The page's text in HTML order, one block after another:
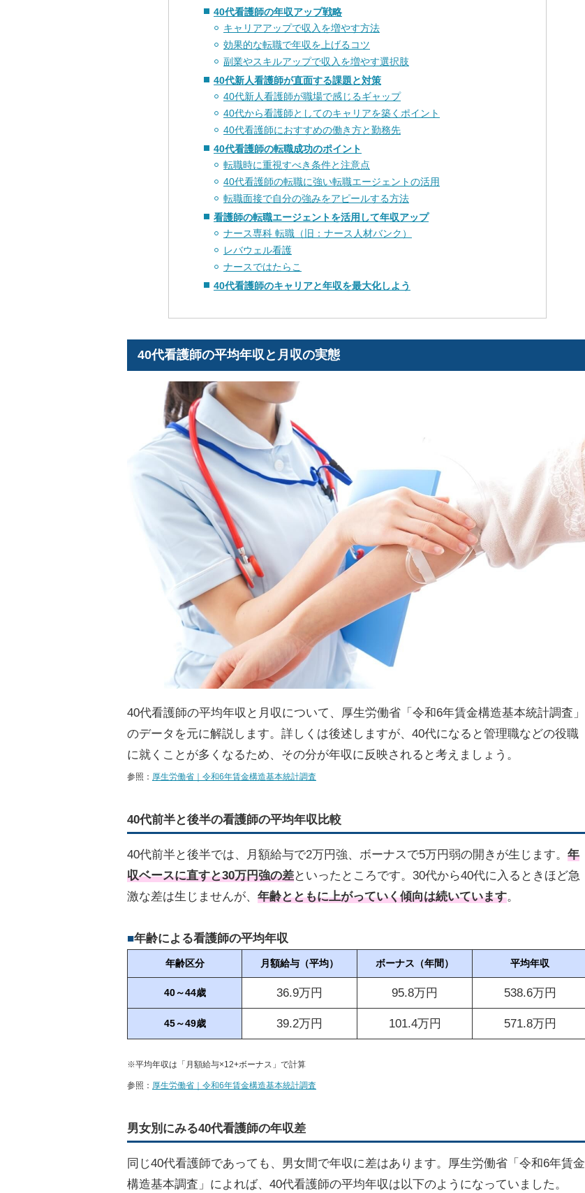
40代看護師の年収アップ戦略
キャリアアップで収入を増やす方法
効果的な転職で年収を上げるコツ
副業やスキルアップで収入を増やす選択肢
40代新人看護師が直面する課題と対策
40代新人看護師が職場で感じるギャップ
40代から看護師としてのキャリアを築くポイント
40代看護師におすすめの働き方と勤務先
40代看護師の転職成功のポイント
転職時に重視すべき条件と注意点
40代看護師の転職に強い転職エージェントの活用
転職面接で自分の強みをアピールする方法
看護師の転職エージェントを活用して年収アップ
ナース専科 転職（旧：ナース人材バンク）
レバウェル看護
ナースではたらこ
40代看護師のキャリアと年収を最大化しよう
40代看護師の平均年収と月収の実態
40代看護師の平均年収と月収について、厚生労働省「令和6年賃金構造基本統計調査」
のデータを元に解説します。詳しくは後述しますが、40代になると管理職などの役職
に就くことが多くなるため、その分が年収に反映されると考えましょう。
参照： 厚生労働省｜令和6年賃金構造基本統計調査
40代前半と後半の看護師の平均年収比較
40代前半と後半では、月額給与で2万円強、ボーナスで5万円弱の開きが生じます。 年
収ベースに直すと30万円強の差といったところです。30代から40代に入るときほど急
激な差は生じませんが、 年齢とともに上がっていく傾向は続いています。
年齢による看護師の平均年収
年齢区分 月額給与（平均） ボーナス（年間） 平均年収
40～44歳 36.9万円 95.8万円 538.6万円
45～49歳 39.2万円 101.4万円 571.8万円
※平均年収は「月額給与×12+ボーナス」で計算
参照： 厚生労働省｜令和6年賃金構造基本統計調査
男女別にみる40代看護師の年収差
同じ40代看護師であっても、男女間で年収に差はあります。厚生労働省「令和6年賃金
構造基本調査」によれば、40代看護師の平均年収は以下のようになっていました。